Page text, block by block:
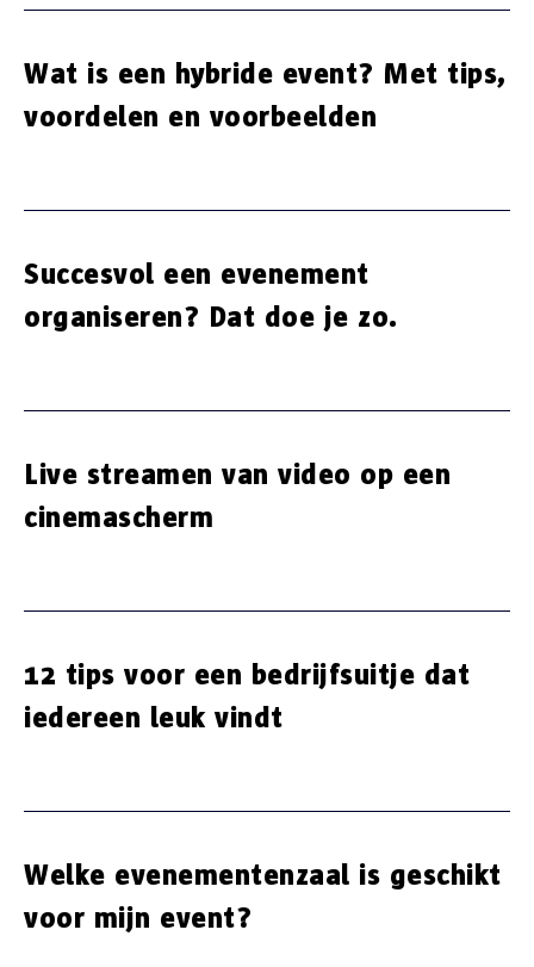
Wat is een hybride event? Met tips,
voordelen en voorbeelden
Succesvol een evenement
organiseren? Dat doe je zo.
Live streamen van video op een
cinemascherm
12 tips voor een bedrijfsuitje dat
iedereen leuk vindt
Welke evenementenzaal is geschikt
voor mijn event?